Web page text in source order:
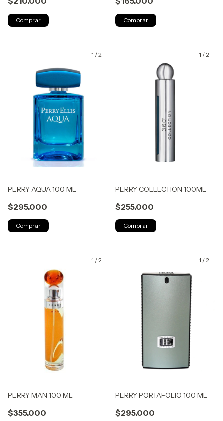
1 /2
PERRY AQUA 100 ML
$295.000
1 /2
PERRY COLLECTION 100ML
$255.000
1 /2
PERRY MAN 100 ML
$355.000
1 /2
PERRY PORTAFOLIO 100 ML
$295.000